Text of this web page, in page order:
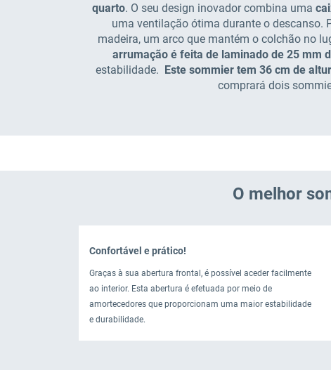
quarto. O seu design inovador combina uma
uma ventilação ótima durante o descanso.
madeira, um arco que mantém o colchão no
arrumação é feita de laminado de 25 mm
estabilidade. Este sommier tem 36 cm de
comprará dois
O melhor
Confortável e prático!
Graças à sua abertura frontal, é possível aceder facilmente
ao interior. Esta abertura é efetuada por meio de
amortecedores que proporcionam uma maior estabilidade
e durabilidade.